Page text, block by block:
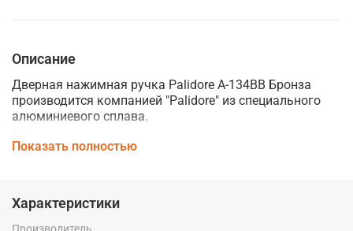
Описание
Дверная нажимная ручка Palidore А-134BB Бронза
производится компанией "Palidore" из специального
алюминиевого сплава.
Дверные ручки Palidore изготавливаются по
и идеально подойдут к интерьеру любого помещения,
подчеркнув его элегантность и стиль.
Показать полностью
Характеристики